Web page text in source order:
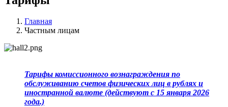
Главная
Частным лицам
Тарифы комиссионного вознаграждения по
обслуживанию счетов физических лиц в рублях и
иностранной валюте (действуют с 15 января 2026
года.)